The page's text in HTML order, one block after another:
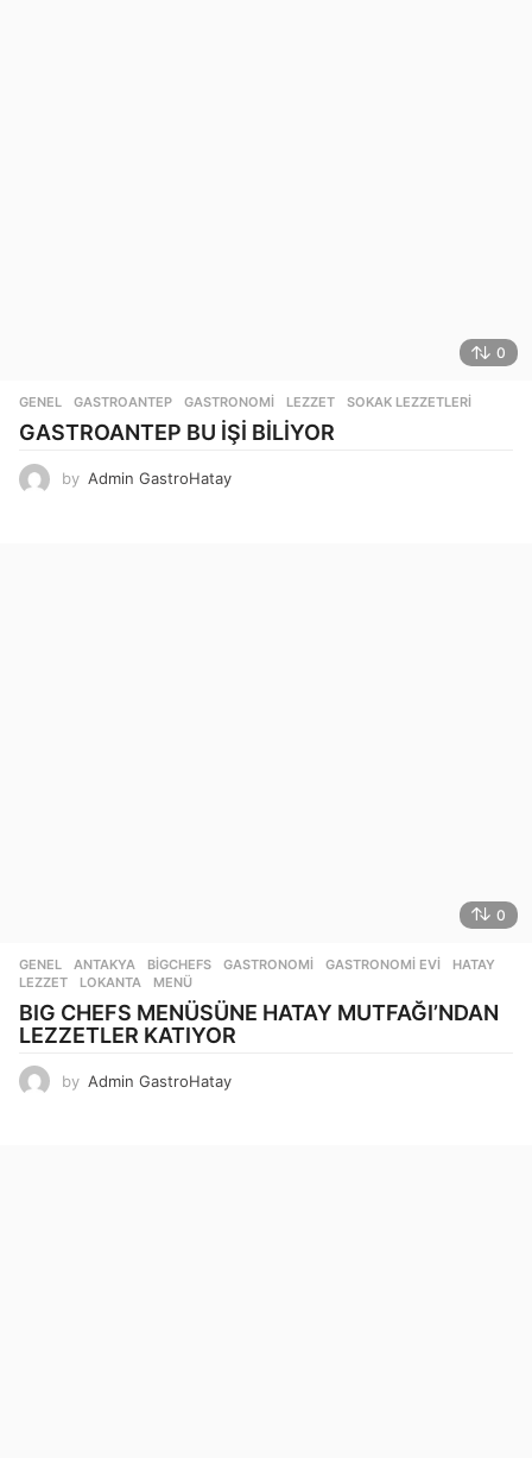
0
GENEL GASTROANTEP ,GASTRONOMI ,LEZZET ,SOKAK LEZZETLERI
GASTROANTEP BU İŞİ BİLİYOR
by Admin GastroHatay
0
GENEL ANTAKYA ,BIGCHEFS ,GASTRONOMI ,GASTRONOMI EVI ,HATAY
LEZZET
,LOKANTA ,MENÜ
BIG CHEFS MENÜSÜNE HATAY MUTFAĞI’NDAN
LEZZETLER KATIYOR
by Admin GastroHatay